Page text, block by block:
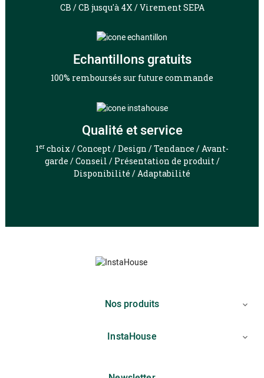
CB / CB jusqu'à 4X / Virement SEPA
Echantillons gratuits
100% remboursés sur future commande
Qualité et service
1er choix / Concept / Design / Tendance / Avant-
garde / Conseil / Présentation de produit /
Disponibilité / Adaptabilité
Nos produits 
InstaHouse 